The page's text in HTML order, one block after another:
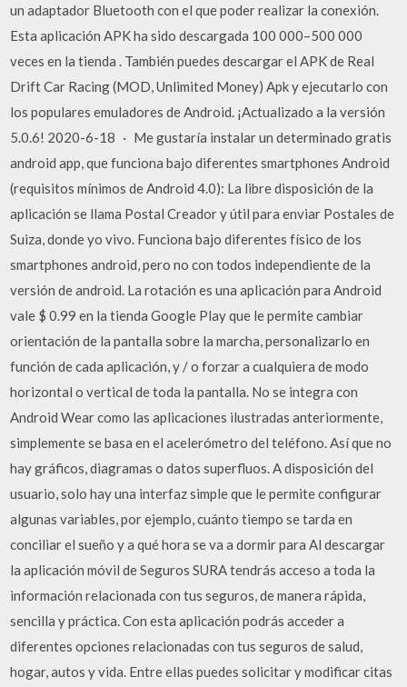
un adaptador Bluetooth con el que poder realizar la conexión.
Esta aplicación APK ha sido descargada 100 000–500 000
veces en la tienda . También puedes descargar el APK de Real
Drift Car Racing (MOD, Unlimited Money) Apk y ejecutarlo con
los populares emuladores de Android. ¡Actualizado a la versión
5.0.6! 2020-6-18 · Me gustaría instalar un determinado gratis
android app, que funciona bajo diferentes smartphones Android
(requisitos mínimos de Android 4.0): La libre disposición de la
aplicación se llama Postal Creador y útil para enviar Postales de
Suiza, donde yo vivo. Funciona bajo diferentes físico de los
smartphones android, pero no con todos independiente de la
versión de android. La rotación es una aplicación para Android
vale $ 0.99 en la tienda Google Play que le permite cambiar
orientación de la pantalla sobre la marcha, personalizarlo en
función de cada aplicación, y / o forzar a cualquiera de modo
horizontal o vertical de toda la pantalla. No se integra con
Android Wear como las aplicaciones ilustradas anteriormente,
simplemente se basa en el acelerómetro del teléfono. Así que no
hay gráficos, diagramas o datos superfluos. A disposición del
usuario, solo hay una interfaz simple que le permite configurar
algunas variables, por ejemplo, cuánto tiempo se tarda en
conciliar el sueño y a qué hora se va a dormir para Al descargar
la aplicación móvil de Seguros SURA tendrás acceso a toda la
información relacionada con tus seguros, de manera rápida,
sencilla y práctica. Con esta aplicación podrás acceder a
diferentes opciones relacionadas con tus seguros de salud,
hogar, autos y vida. Entre ellas puedes solicitar y modificar citas